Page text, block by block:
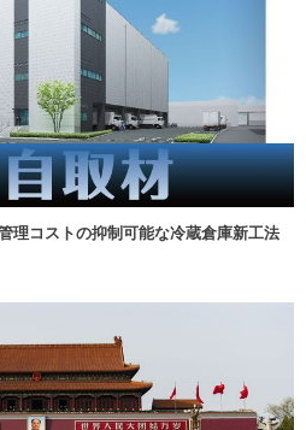
理コストの抑制可能な冷蔵倉庫新工法